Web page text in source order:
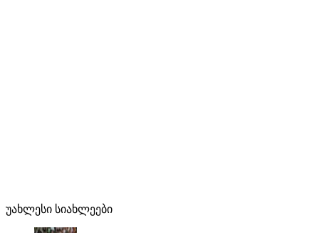
უახლესი სიახლეები